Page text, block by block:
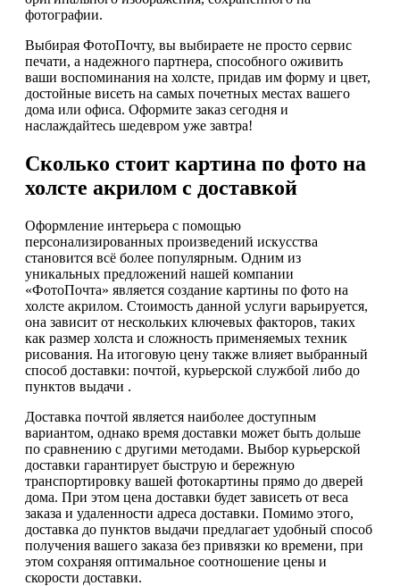
фотографии.
Выбирая ФотоПочту, вы выбираете не просто сервис
печати, а надежного партнера, способного оживить
ваши воспоминания на холсте, придав им форму и цвет,
достойные висеть на самых почетных местах вашего
дома или офиса. Оформите заказ сегодня и
наслаждайтесь шедевром уже завтра!
Сколько стоит картина по фото на
холсте акрилом с доставкой
Оформление интерьера с помощью
персонализированных произведений искусства
становится всё более популярным. Одним из
уникальных предложений нашей компании
«ФотоПочта» является создание картины по фото на
холсте акрилом. Стоимость данной услуги варьируется,
она зависит от нескольких ключевых факторов, таких
как размер холста и сложность применяемых техник
рисования. На итоговую цену также влияет выбранный
способ доставки: почтой, курьерской службой либо до
пунктов выдачи .
Доставка почтой является наиболее доступным
вариантом, однако время доставки может быть дольше
по сравнению с другими методами. Выбор курьерской
доставки гарантирует быструю и бережную
транспортировку вашей фотокартины прямо до дверей
дома. При этом цена доставки будет зависеть от веса
заказа и удаленности адреса доставки. Помимо этого,
доставка до пунктов выдачи предлагает удобный способ
получения вашего заказа без привязки ко времени, при
этом сохраняя оптимальное соотношение цены и
скорости доставки.